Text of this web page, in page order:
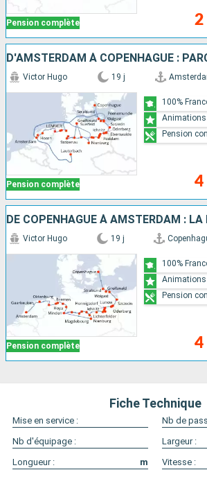
Pension complète 2
Pension complète
Victor Hugo 19 j
4
100%
Animations
Pension
Pension complète
Victor Hugo 19 j
4
100%
Animations
Pension
Fiche Technique
Mise en service :
Nb de
Nb d'équipage :
Largeur :
Longueur :
m Vitesse :